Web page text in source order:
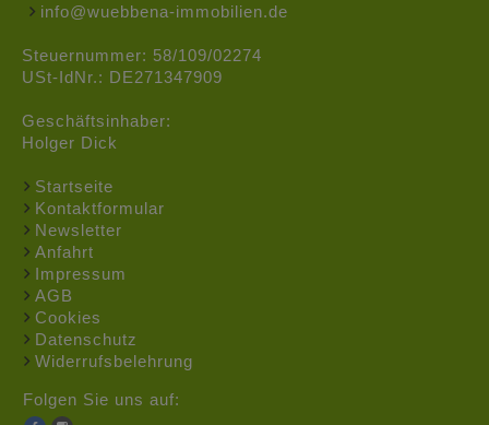
info@wuebbena-immobilien.de
Steuernummer: 58/109/02274
USt-IdNr.: DE271347909
Geschäftsinhaber:
Holger Dick
Startseite
Kontaktformular
Newsletter
Anfahrt
Impressum
AGB
Cookies
Datenschutz
Widerrufsbelehrung
Folgen Sie uns auf: